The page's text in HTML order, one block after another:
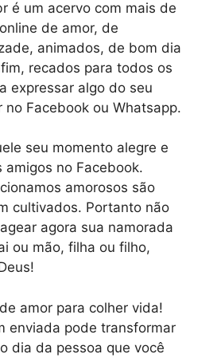
é um acervo com mais de
de amor, de
animados, de bom dia
recados para todos os
expressar algo do seu
no Facebook ou Whatsapp.
seu momento alegre e
amigos no Facebook.
amorosos são
cultivados. Portanto não
agora sua namorada
ou mão, filha ou filho,
amor para colher vida!
enviada pode transformar
dia da pessoa que você